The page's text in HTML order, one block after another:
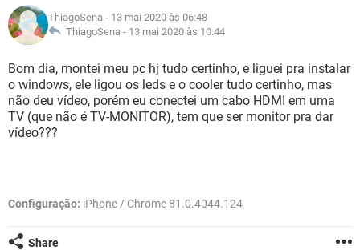
GUIA DE COMPRAS
INSTAGRAM GMAIL
GUIA DE COMPRAS
CELULAR
OUTLOOK EXCEL
INSTAGRAM GMAIL
GUIA DE COMPRAS
JOGOS WHATSAPP
CELULAR
OUTLOOK EXCEL
INSTAGRAM GMAIL
GUIA DE COMPRAS
GLOSSÁRIO
JOGOS WHATSAPP
CELULAR FACEBOOK
OUTLOOK EXCEL
ThiagoSena - 13 mai 2020 às 06:48
ThiagoSena - 13 mai 2020 às 10:44
Bom dia, montei meu pc hj tudo certinho, e liguei pra instalar
o windows, ele ligou os leds e o cooler tudo certinho, mas
não deu vídeo, porém eu conectei um cabo HDMI em uma
TV (que não é TV-MONITOR), tem que ser monitor pra dar
vídeo???
Configuração: iPhone / Chrome 81.0.4044.124
Share